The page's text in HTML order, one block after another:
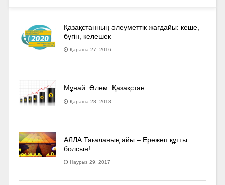
Қазақстанның әлеуметтік жағдайы: кеше,
бүгін, келешек
Қараша 27, 2016
Мұнай. Әлем. Қазақстан.
Қараша 28, 2018
АЛЛА Тағаланың айы – Ережеп құтты
болсын!
Наурыз 29, 2017